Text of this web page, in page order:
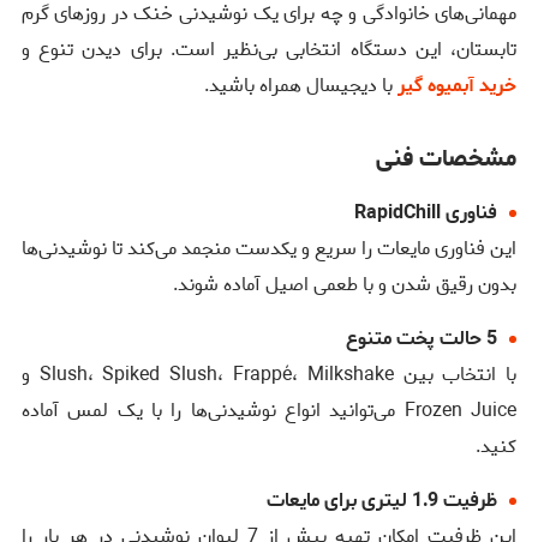
مهمانی‌های خانوادگی و چه برای یک نوشیدنی خنک در روزهای گرم
تابستان، این دستگاه انتخابی بی‌نظیر است. برای دیدن تنوع و
خرید آبمیوه گیربا دیجیسال همراه باشید.
مشخصات فنی
فناوری RapidChill
این فناوری مایعات را سریع و یکدست منجمد می‌کند تا نوشیدنی‌ها
بدون رقیق شدن و با طعمی اصیل آماده شوند.
5 حالت پخت متنوع
با انتخاب بین Slush، Spiked Slush، Frappé، Milkshake و
Frozen Juice می‌توانید انواع نوشیدنی‌ها را با یک لمس آماده
کنید.
ظرفیت 1.9 لیتری برای مایعات